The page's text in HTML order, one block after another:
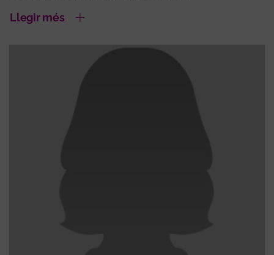
Llegir més